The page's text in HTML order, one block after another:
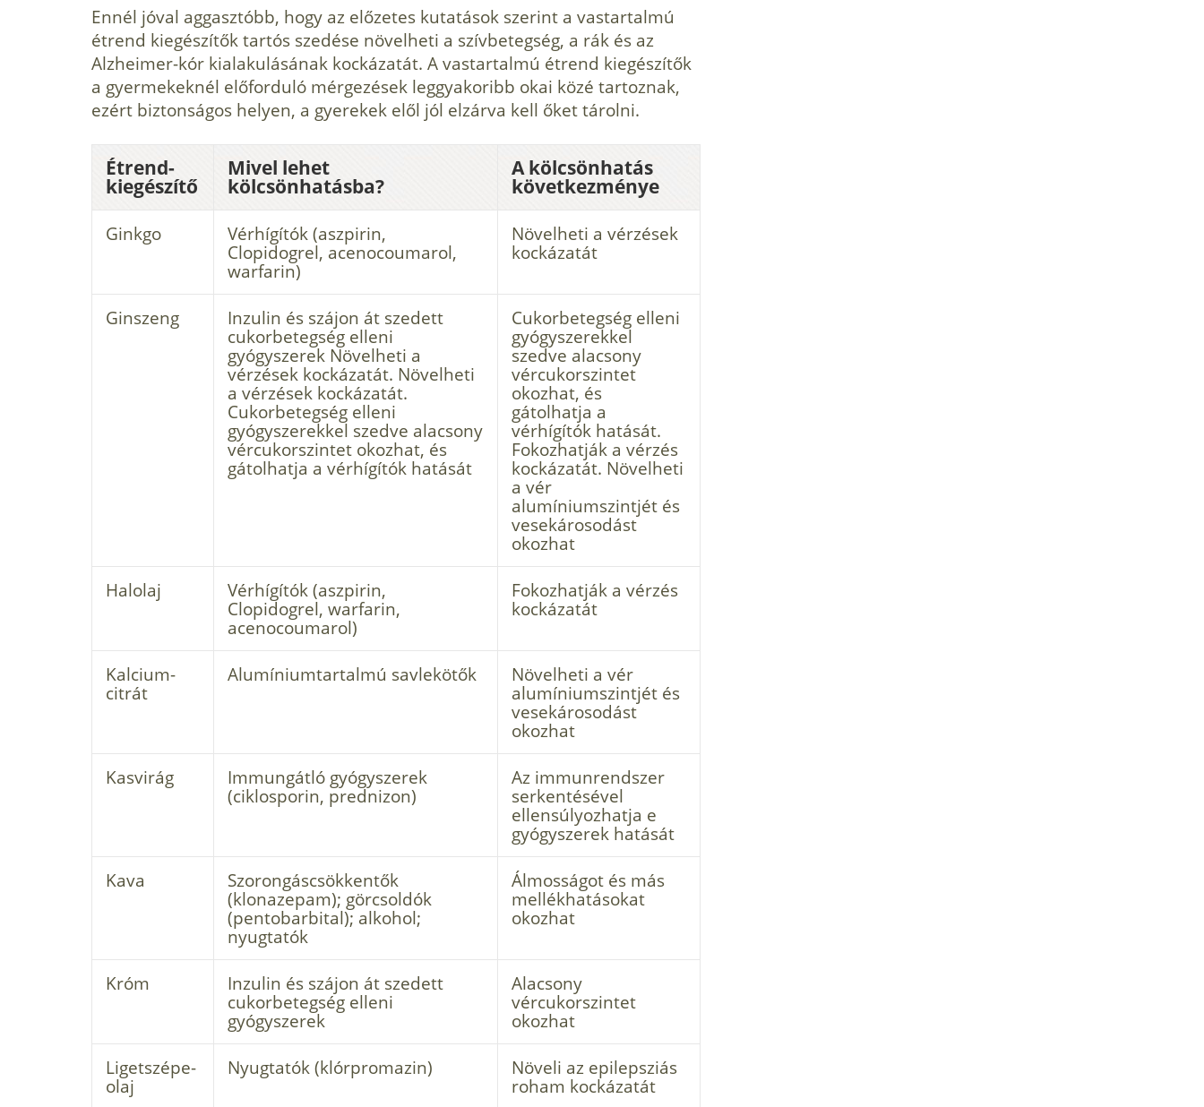
Ennél jóval aggasztóbb, hogy az előzetes kutatások szerint a vastartalmú
étrend kiegészítők tartós szedése növelheti a szívbetegség, a rák és az
Alzheimer-kór kialakulásának kockázatát. A vastartalmú étrend kiegészítők
a gyermekeknél előforduló mérgezések leggyakoribb okai közé tartoznak,
ezért biztonságos helyen, a gyerekek elől jól elzárva kell őket tárolni.
Étrend-
kiegészítő
Mivel lehet
kölcsönhatásba?
A kölcsönhatás
következménye
Ginkgo Vérhígítók (aszpirin,
Clopidogrel, acenocoumarol,
warfarin)
Növelheti a vérzések
kockázatát
Ginszeng Inzulin és szájon át szedett
cukorbetegség elleni
gyógyszerek Növelheti a
vérzések kockázatát. Növelheti
a vérzések kockázatát.
Cukorbetegség elleni
gyógyszerekkel szedve alacsony
vércukorszintet okozhat, és
gátolhatja a vérhígítók hatását
Cukorbetegség elleni
gyógyszerekkel
szedve alacsony
vércukorszintet
okozhat, és
gátolhatja a
vérhígítók hatását.
Fokozhatják a vérzés
kockázatát. Növelheti
a vér
alumíniumszintjét és
vesekárosodást
okozhat
Halolaj
Vérhígítók (aszpirin,
Clopidogrel, warfarin,
acenocoumarol)
Fokozhatják a vérzés
kockázatát
Kalcium-
citrát
Alumíniumtartalmú savlekötők Növelheti a vér
alumíniumszintjét és
vesekárosodást
okozhat
Kasvirág
Immungátló gyógyszerek
(ciklosporin, prednizon)
Az immunrendszer
serkentésével
ellensúlyozhatja e
gyógyszerek hatását
Kava
Szorongáscsökkentők
(klonazepam); görcsoldók
(pentobarbital); alkohol;
nyugtatók
Álmosságot és más
mellékhatásokat
okozhat
Króm Inzulin és szájon át szedett
cukorbetegség elleni
gyógyszerek
Alacsony
vércukorszintet
okozhat
Ligetszépe-
olaj
Nyugtatók (klórpromazin) Növeli az epilepsziás
roham kockázatát